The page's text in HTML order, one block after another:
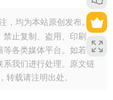
，均为本站原创发布。任
止复制、盗用、印刷、
等各类媒体平台。如若本
我们进行处理。原文链
，转载请注明出处。